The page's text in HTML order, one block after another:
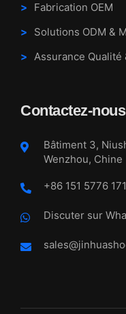
Fabrication OEM
Solutions ODM &
Assurance Qualité
Contactez-nous
Bâtiment 3,
Wenzhou, Chine
+86 151 5776
Discuter sur